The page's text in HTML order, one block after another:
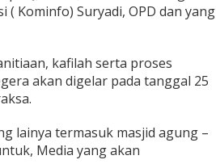
Kominfo) Suryadi, OPD dan yang
kafilah serta proses
akan digelar pada tanggal 25
lainya termasuk masjid agung –
Media yang akan